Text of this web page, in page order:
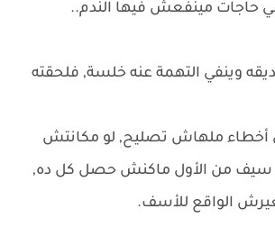
حاجات مينفعش فيها الندم..
وينفي التهمة عنه خلسة, فلحقته
أخطاء ملهاش تصليح, لو مكانتش
سيف من الأول ماكنش حصل كل ده,
الواقع للأسف.